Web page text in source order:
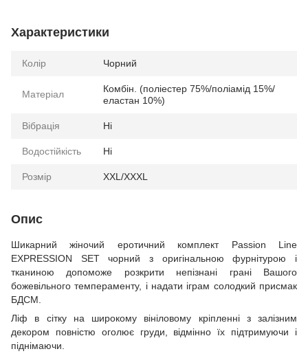
Характеристики
Колір Чорний
Матеріал
Комбін. (поліестер 75%/поліамід 15%/
еластан 10%)
Вібрація Ні
Водостійкість Ні
Розмір XXL/XXXL
Опис
Шикарний жіночий еротичний комплект Passion Line
EXPRESSION SET чорний з оригінальною фурнітурою і
тканиною допоможе розкрити непізнані грані Вашого
божевільного темпераменту, і надати іграм солодкий присмак
БДСМ.
Ліф в сітку на широкому вініловому кріпленні з залізним
декором повністю оголює груди, відмінно їх підтримуючи і
піднімаючи.